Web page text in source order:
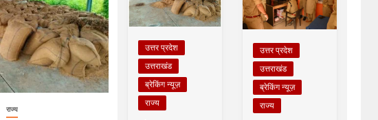
राज्य
उत्तर प्रदेश
उत्तराखंड
ब्रेकिंग न्यूज़
राज्य
उत्तर प्रदेश
उत्तराखंड
ब्रेकिंग न्यूज़
राज्य